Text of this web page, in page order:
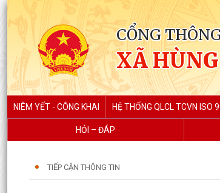
CỔNG
XÃ
NIÊM YẾT - CÔNG KHAI HỆ THỐNG QLCL TCVN ISO
HỎI – ĐÁP
TIẾP CẬN THÔNG TIN